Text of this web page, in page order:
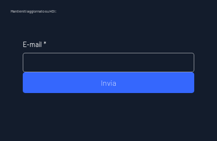
Mantieniti aggiornato su HDI:
E-mail *
Invia